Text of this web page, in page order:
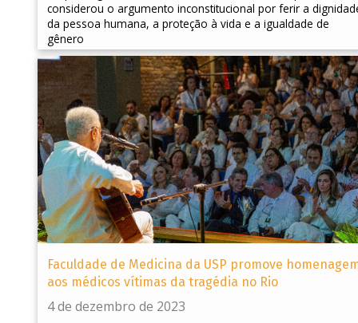
considerou o argumento inconstitucional por ferir a
da pessoa humana, a proteção à vida e a igualdade de
gênero
Faculdade de Medicina da USP promove
aos médicos vítimas da tragédia no Rio
4 de dezembro de 2023